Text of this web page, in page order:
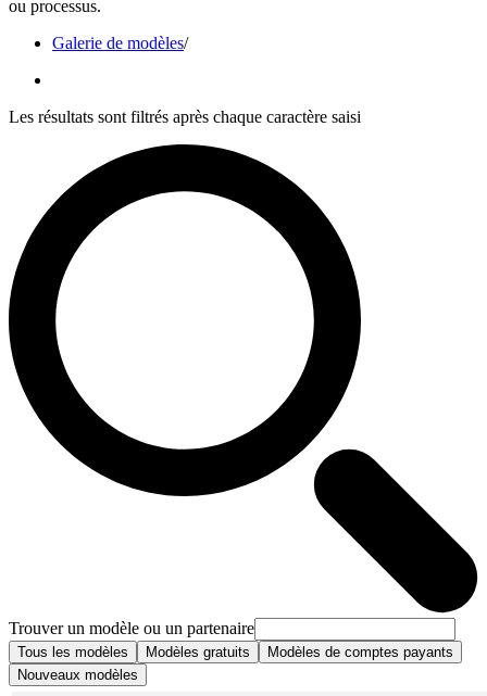
ou processus.
Galerie de modèles/
Les résultats sont filtrés après chaque caractère saisi
Trouver un modèle ou un partenaire
Tous les modèles Modèles gratuits
Modèles de comptes payants
Nouveaux modèles